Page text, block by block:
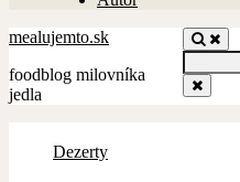
Hľadať:
mealujemto.sk
foodblog milovníka
jedla
Dezerty